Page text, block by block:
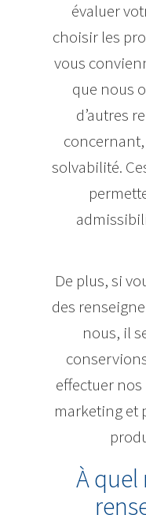
évaluer
choisir les
vous
que nous
d’autres
solvabilité.
De plus, si
des
nous, il
effectuer
marketing et
À